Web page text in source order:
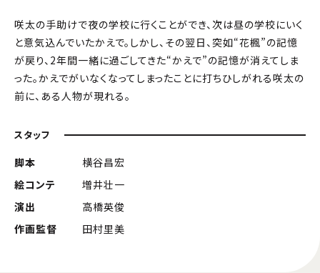
咲太の手助けで夜の学校に行くことができ、次は昼の学校にいく
と意気込んでいたかえで。しかし、その翌日、突如“花楓”の記憶
が戻り、2年間一緒に過ごしてきた“かえで”の記憶が消えてしま
った。かえでがいなくなってしまったことに打ちひしがれる咲太の
前に、ある人物が現れる。
スタッフ
脚本
横谷昌宏
絵コンテ
増井壮一
演出
高橋英俊
作画監督
田村里美